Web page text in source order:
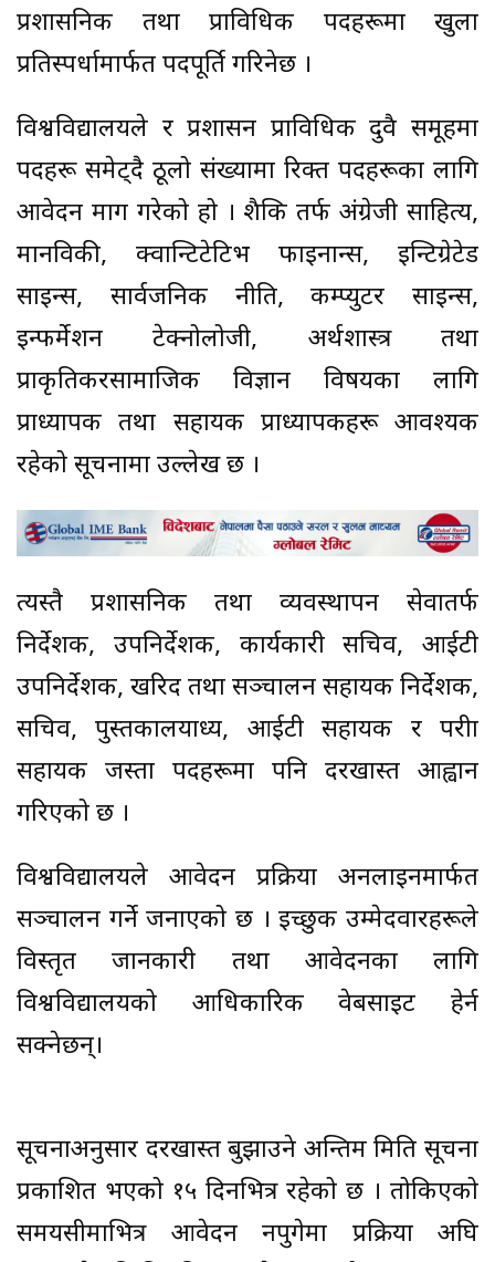
प्रशासनिक तथा प्राविधिक पदहरूमा खुला
प्रतिस्पर्धामार्फत पदपूर्ति गरिनेछ ।
विश्वविद्यालयले र प्रशासन प्राविधिक दुवै समूहमा
पदहरू समेट्दै ठूलो संख्यामा रिक्त पदहरूका लागि
आवेदन माग गरेको हो । शैक्षिक तर्फ अंग्रेजी साहित्य,
मानविकी, क्वान्टिटेटिभ फाइनान्स, इन्टिग्रेटेड
साइन्स, सार्वजनिक नीति, कम्प्युटर साइन्स,
इन्फर्मेशन टेक्नोलोजी, अर्थशास्त्र तथा
प्राकृतिकरसामाजिक विज्ञान विषयका लागि
प्राध्यापक तथा सहायक प्राध्यापकहरू आवश्यक
रहेको सूचनामा उल्लेख छ ।
त्यस्तै प्रशासनिक तथा व्यवस्थापन सेवातर्फ
निर्देशक, उपनिर्देशक, कार्यकारी सचिव, आईटी
उपनिर्देशक, खरिद तथा सञ्चालन सहायक निर्देशक,
सचिव, पुस्तकालयाध्यक्ष, आईटी सहायक र परीक्षा
सहायक जस्ता पदहरूमा पनि दरखास्त आह्वान
गरिएको छ ।
विश्वविद्यालयले आवेदन प्रक्रिया अनलाइनमार्फत
सञ्चालन गर्ने जनाएको छ । इच्छुक उम्मेदवारहरूले
विस्तृत जानकारी तथा आवेदनका लागि
विश्वविद्यालयको आधिकारिक वेबसाइट हेर्न
सक्नेछन्।
सूचनाअनुसार दरखास्त बुझाउने अन्तिम मिति सूचना
प्रकाशित भएको १५ दिनभित्र रहेको छ । तोकिएको
समयसीमाभित्र आवेदन नपुगेमा प्रक्रिया अघि